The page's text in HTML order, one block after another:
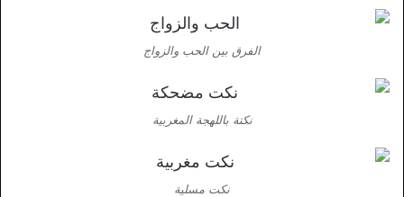
الفرق بين الحب والزواج
نكتة باللهجة المغربية
نكت مسلية